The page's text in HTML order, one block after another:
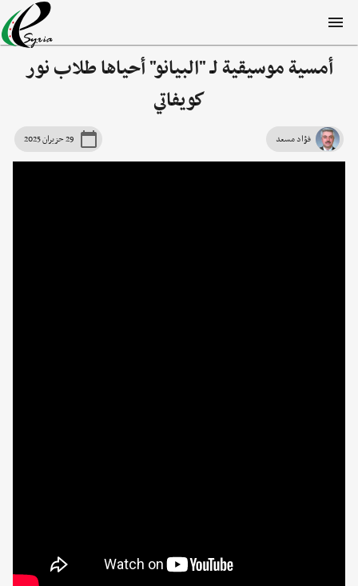
أمسية موسيقية لـ "البيانو" أحياها طلاب نور
كويفاتي
فؤاد مسعد 29 حزيران 2025